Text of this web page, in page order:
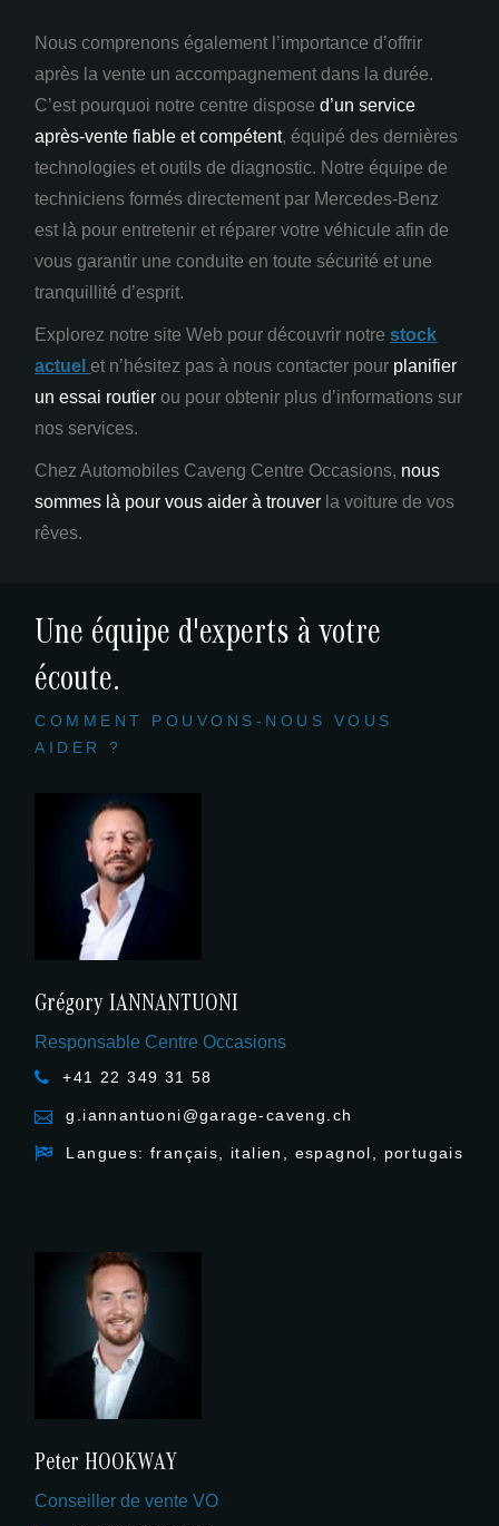
Nous comprenons également l’importance d’offrir
après la vente un accompagnement dans la durée.
C’est pourquoi notre centre disposed’un service
après-vente fiable et compétent, équipé des dernières
technologies et outils de diagnostic. Notre équipe de
techniciens formés directement par Mercedes-Benz
est là pour entretenir et réparer votre véhicule afin de
vous garantir une conduite en toute sécurité et une
tranquillité d’esprit.
Explorez notre site Web pour découvrir notrestock
actuel et n’hésitez pas à nous contacter pour planifier
un essai routier ou pour obtenir plus d’informations sur
nos services.
Chez Automobiles Caveng Centre Occasions, nous
sommes là pour vous aider à trouver la voiture de vos
rêves.
Une équipe d'experts à votre
écoute.
COMMENT POUVONS-NOUS VOUS
AIDER ?
Grégory IANNANTUONI
Responsable Centre Occasions
+41 22 349 31 58
g.iannantuoni@garage-caveng.ch
Langues: français, italien, espagnol, portugais
Peter HOOKWAY
Conseiller de vente VO